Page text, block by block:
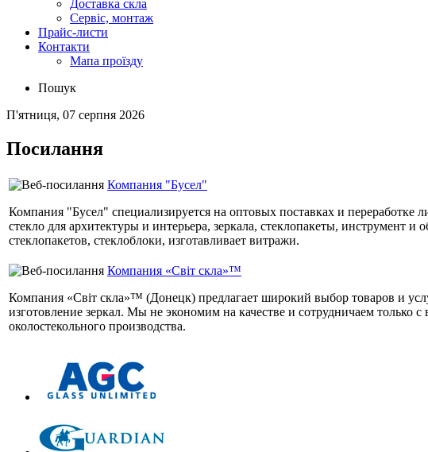
Доставка скла
Сервіс, монтаж
Прайс-листи
Контакти
Мапа проїзду
Пошук
П'ятниця, 07 серпня 2026
Посилання
Компания "Бусел"
Компания "Бусел" специализируется на оптовых поставках и переработке
стекло для архитектуры и интерьера, зеркала, стеклопакеты, инструмент и
стеклопакетов, стеклоблоки, изготавливает витражи.
Компания «Світ скла»™
Компания «Світ скла»™ (Донецк) предлагает широкий выбор товаров и
изготовление зеркал. Мы не экономим на качестве и сотрудничаем только
околостекольного производства.